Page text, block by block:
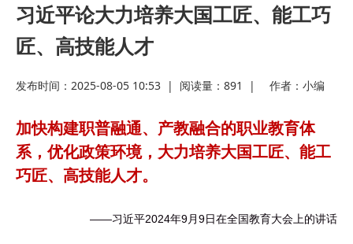
习近平论大力培养大国工匠、能工巧
匠、高技能人才
发布时间：2025-08-05 10:53 | 阅读量： 891 | 作者： 小编
加快构建职普融通、产教融合的职业教育体
系，优化政策环境，大力培养大国工匠、能工
巧匠、高技能人才。
——习近平2024年9月9日在全国教育大会上的讲话